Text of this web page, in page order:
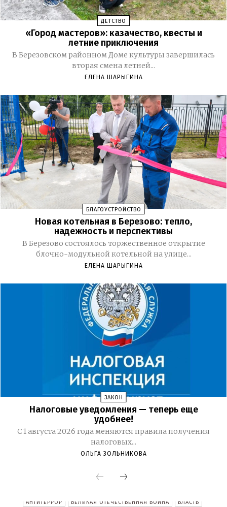
ДЕТСТВО
«Город мастеров»: казачество, квесты и
летние приключения
В Березовском районном Доме культуры завершилась
вторая смена летней...
ЕЛЕНА ШАРЫГИНА
БЛАГОУСТРОЙСТВО
Новая котельная в Березово: тепло,
надежность и перспективы
В Березово состоялось торжественное открытие
блочно-модульной котельной на улице...
ЕЛЕНА ШАРЫГИНА
ЗАКОН
Налоговые уведомления — теперь еще
удобнее!
С 1 августа 2026 года меняются правила получения
налоговых...
ОЛЬГА ЗОЛЬНИКОВА